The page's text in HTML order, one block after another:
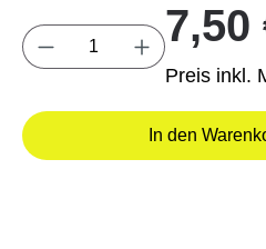
Produkt Anzahl: Gib
7,50
Preis inkl.
In den